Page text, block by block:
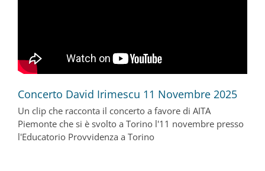
Concerto David Irimescu 11 Novembre 2025
Un clip che racconta il concerto a favore di AITA
Piemonte che si è svolto a Torino l'11 novembre presso
l'Educatorio Provvidenza a Torino